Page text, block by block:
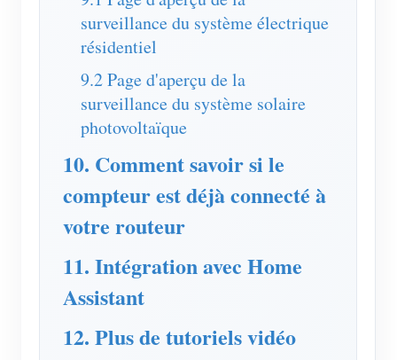
surveillance du système électrique
résidentiel
9.2 Page d'aperçu de la
surveillance du système solaire
photovoltaïque
10. Comment savoir si le
compteur est déjà connecté à
votre routeur
11. Intégration avec Home
Assistant
12. Plus de tutoriels vidéo